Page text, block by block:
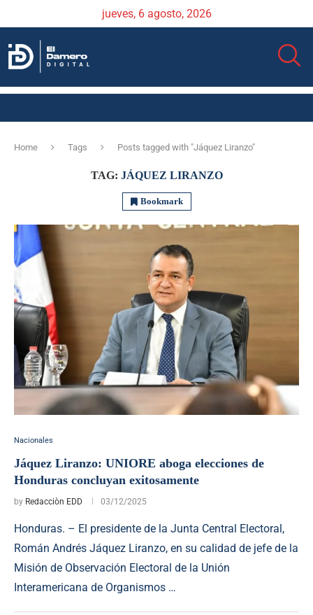
jueves, 6 agosto, 2026
Home Tags Posts tagged with "Jáquez Liranzo"
TAG: JÁQUEZ LIRANZO
Bookmark
Nacionales
Jáquez Liranzo: UNIORE aboga elecciones de
Honduras concluyan exitosamente
by Redacciòn EDD 03/12/2025
Honduras. – El presidente de la Junta Central Electoral,
Román Andrés Jáquez Liranzo, en su calidad de jefe de la
Misión de Observación Electoral de la Unión
Interamericana de Organismos …